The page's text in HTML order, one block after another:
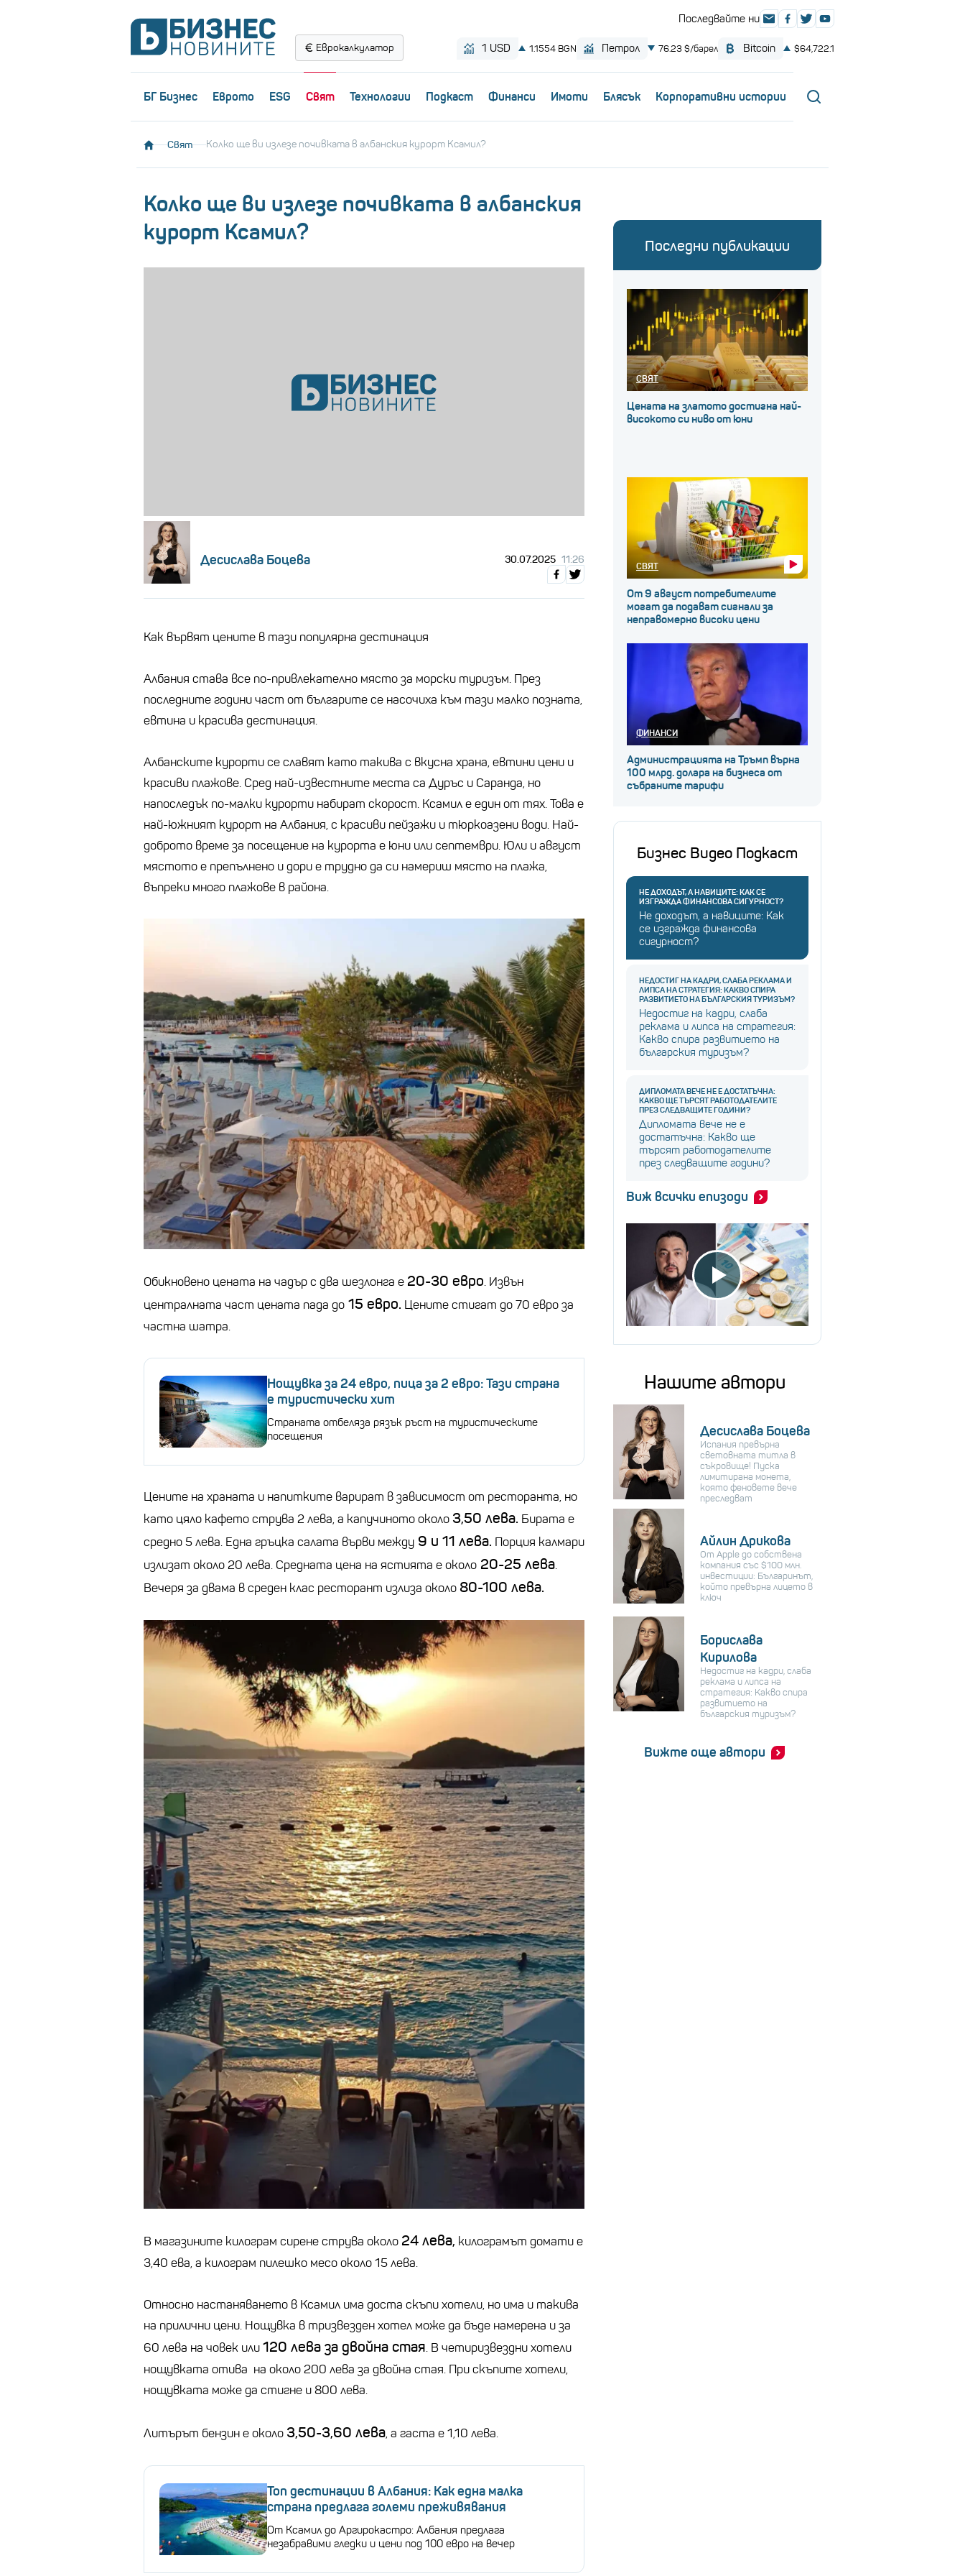
Еврокалкулатор
БГ Бизнес Еврото ESG Свят Технологии Пoдкаст Финанси Имоти Блясък Корпоративни истории
Свят Колко ще ви излезе почивката в албанския курорт Ксамил?
Колко ще ви излезе почивката в албанския
курорт Ксамил?
Десислава Боцева 30.07.2025 11:26
Как вървят цените в тази популярна дестинация
Албания става все по-привлекателно място за морски туризъм. През
последните години част от българите се насочиха към тази малко позната,
евтина и красива дестинация.
Албанските курорти се славят като такива с вкусна храна, евтини цени и
красиви плажове. Сред най-известните места са Дуръс и Саранда, но
напоследък по-малки курорти набират скорост. Ксамил е един от тях. Това е
най-южният курорт на Албания, с красиви пейзажи и тюркоазени води. Най-
доброто време за посещение на курорта е юни или септември. Юли и август
мястото е препълнено и дори е трудно да си намериш място на плажа,
въпреки много плажове в района.
Обикновено цената на чадър с два шезлонга е 20-30 евро. Извън
централната част цената пада до 15 евро. Цените стигат до 70 евро за
частна шатра.
Нощувка за 24 евро, пица за 2 евро: Тази страна
е туристически хит
Страната отбеляза рязък ръст на туристическите
посещения
Цените на храната и напитките варират в зависимост от ресторанта, но
като цяло кафето струва 2 лева, а капучиното около 3,50 лева. Бирата е
средно 5 лева. Една гръцка салата върви между 9 и 11 лева. Порция калмари
излизат около 20 лева. Средната цена на ястията е около 20-25 лева.
Вечеря за двама в среден клас ресторант излиза около 80-100 лева.
В магазините килограм сирене струва около 24 лева, килограмът домати е
3,40 ева, а килограм пилешко месо около 15 лева.
Относно настаняването в Ксамил има доста скъпи хотели, но има и такива
на прилични цени. Нощувка в тризвезден хотел може да бъде намерена и за
60 лева на човек или120 лева за двойна стая. В четиризвездни хотели
нощувката отива на около 200 лева за двойна стая. При скъпите хотели,
нощувката може да стигне и 800 лева.
Литърът бензин е около 3,50-3,60 лева, а гаста е 1,10 лева.
Топ дестинации в Албания: Как една малка
страна предлага големи преживявания
От Ксамил до Аргирокастро: Албания предлага
незабравими гледки и цени под 100 евро на вечер
Последни публикации
СВЯТ
Цената на златото достигна най-
високото си ниво от юни
СВЯТ
От 9 август потребителите
могат да подават сигнали за
неправомерно високи цени
ФИНАНСИ
Администрацията на Тръмп върна
100 млрд. долара на бизнеса от
събраните тарифи
Бизнес Видео Подкаст
НЕ ДОХОДЪТ, А НАВИЦИТЕ: КАК СЕ
ИЗГРАЖДА ФИНАНСОВА СИГУРНОСТ?
Не доходът, а навиците: Как
се изгражда финансова
сигурност?
НЕДОСТИГ НА КАДРИ, СЛАБА РЕКЛАМА И
ЛИПСА НА СТРАТЕГИЯ: КАКВО СПИРА
РАЗВИТИЕТО НА БЪЛГАРСКИЯ ТУРИЗЪМ?
Недостиг на кадри, слаба
реклама и липса на стратегия:
Какво спира развитието на
българския туризъм?
ДИПЛОМАТА ВЕЧЕ НЕ Е ДОСТАТЪЧНА:
КАКВО ЩЕ ТЪРСЯТ РАБОТОДАТЕЛИТЕ
ПРЕЗ СЛЕДВАЩИТЕ ГОДИНИ?
Дипломата вече не е
достатъчна: Какво ще
търсят работодателите
през следващите години?
Виж всички епизоди
Нашите автори
Десислава Боцева
Испания превърна
световната титла в
съкровище! Пуска
лимитирана монета,
която феновете вече
преследват
Айлин Дрикова
От Apple до собствена
компания със $100 млн.
инвестиции: Българинът,
който превърна лицето в
ключ
Борислава
Кирилова
Недостиг на кадри, слаба
реклама и липса на
стратегия: Какво спира
развитието на
българския туризъм?
Вижте още автори